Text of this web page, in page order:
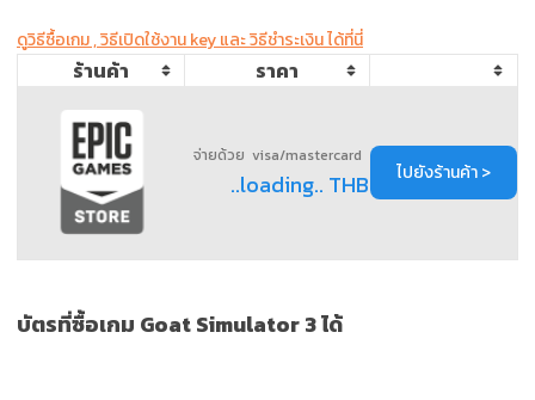
ดูวิธีซื้อเกม , วิธีเปิดใช้งาน key และ วิธีชำระเงิน ได้ที่นี่
ร้านค้า ราคา
จ่ายด้วย visa/mastercard
..loading.. THB ไปยังร้านค้า >
บัตรที่ซื้อเกม Goat Simulator 3 ได้